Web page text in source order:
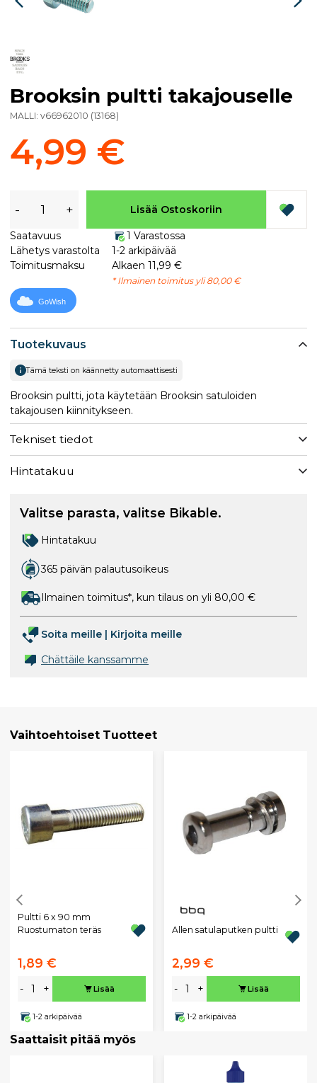
Tuotekuvaus
Tämä teksti on käännetty automaattisesti
Brooksin pultti, jota käytetään Brooksin satuloiden
takajousen kiinnitykseen.
Tekniset tiedot
Hintatakuu
Brooksin pultti takajouselle
MALLI: v66962010 (13168)
4,99 €
- + Lisää Ostoskoriin
Saatavuus
1 Varastossa
Lähetys varastolta
1-2 arkipäivää
Toimitusmaksu
Alkaen 11,99 €
* Ilmainen toimitus yli 80,00 €
GoWish
Valitse parasta, valitse Bikable.
Hintatakuu
365 päivän palautusoikeus
Ilmainen toimitus*, kun tilaus on yli 80,00 €
Soita meille
Kirjoita meille
Chättäile kanssamme
Vaihtoehtoiset Tuotteet
Pultti 6 x 90 mm
Ruostumaton teräs
1,89 €
- + Lisää
1-2 arkipäivää
Allen satulaputken pultti
2,99 €
- + Lisää
1-2 arkipäivää
Saattaisit pitää myös